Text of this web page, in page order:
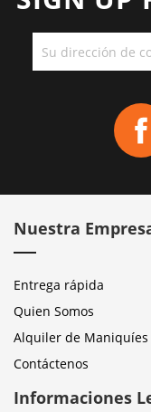
Nuestra
Entrega rápida
Quien Somos
Alquiler de Maniquíes
Contáctenos
Informaciones